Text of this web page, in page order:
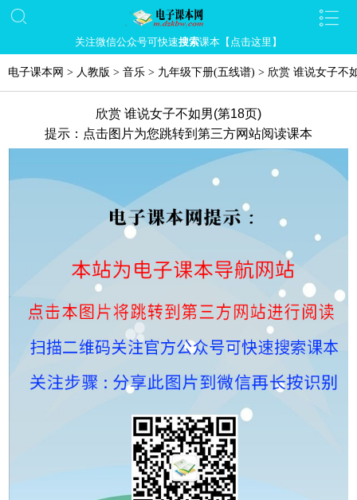
关注微信公众号可快速搜索课本【点击这里】
电子课本网 > 人教版 > 音乐 > 九年级下册(五线谱) > 欣赏 谁说女子不
欣赏 谁说女子不如男(第18页)
提示：点击图片为您跳转到第三方网站阅读课本